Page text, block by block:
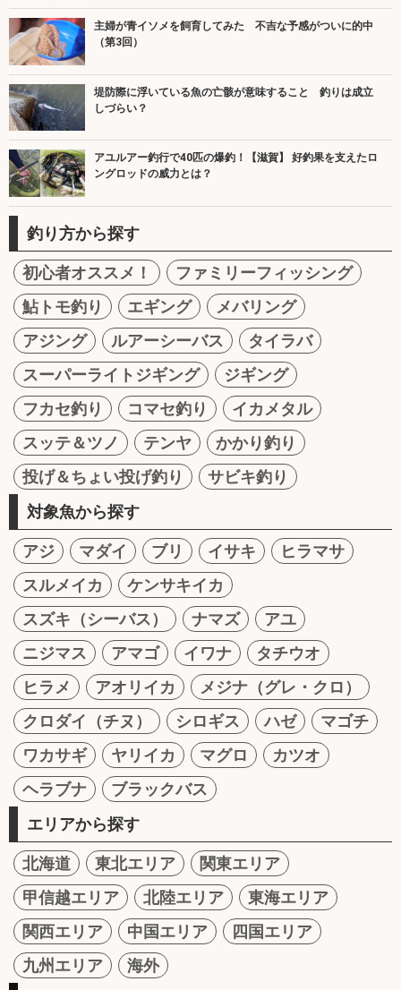
主婦が青イソメを飼育してみた 不吉な予感がついに的中
（第3回）
堤防際に浮いている魚の亡骸が意味すること 釣りは成立
しづらい？
アユルアー釣行で40匹の爆釣！【滋賀】 好釣果を支えたロ
ングロッドの威力とは？
釣り方から探す
初心者オススメ！
ファミリーフィッシング
鮎トモ釣り
エギング
メバリング
アジング
ルアーシーバス
タイラバ
スーパーライトジギング
ジギング
フカセ釣り
コマセ釣り
イカメタル
スッテ＆ツノ
テンヤ
かかり釣り
投げ＆ちょい投げ釣り
サビキ釣り
対象魚から探す
アジ マダイ ブリ イサキ
ヒラマサ
スルメイカ
ケンサキイカ
スズキ（シーバス）
ナマズ
アユ
ニジマス
アマゴ イワナ
タチウオ
ヒラメ
アオリイカ
メジナ（グレ・クロ）
クロダイ（チヌ）
シロギス ハゼ
マゴチ
ワカサギ
ヤリイカ マグロ
カツオ
ヘラブナ
ブラックバス
エリアから探す
北海道 東北エリア
関東エリア
甲信越エリア
北陸エリア
東海エリア
関西エリア
中国エリア
四国エリア
九州エリア
海外